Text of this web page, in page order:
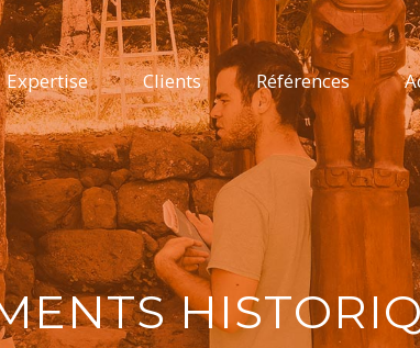
Expertise Clients Références